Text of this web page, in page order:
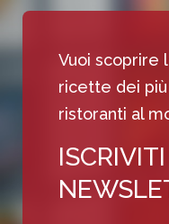
Vuoi scoprire
ricette dei
ristoranti al